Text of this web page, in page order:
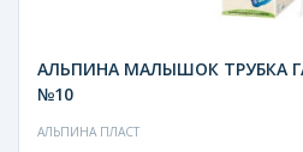
АЛЬПИНА МАЛЫШОК ТРУБКА
№10
АЛЬПИНА ПЛАСТ